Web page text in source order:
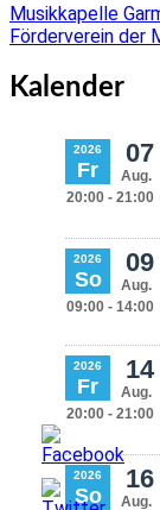
Musikkapelle
Förderverein der
Kalender